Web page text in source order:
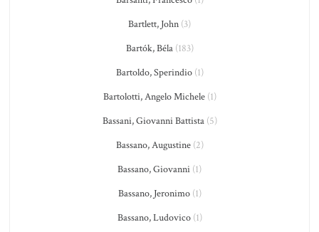
Bartlett, John (3)
Bartók, Béla(183)
Bartoldo, Sperindio(1)
Bartolotti, Angelo Michele(1)
Bassani, Giovanni Battista(5)
Bassano, Augustine(2)
Bassano, Giovanni (1)
Bassano, Jeronimo(1)
Bassano, Ludovico(1)